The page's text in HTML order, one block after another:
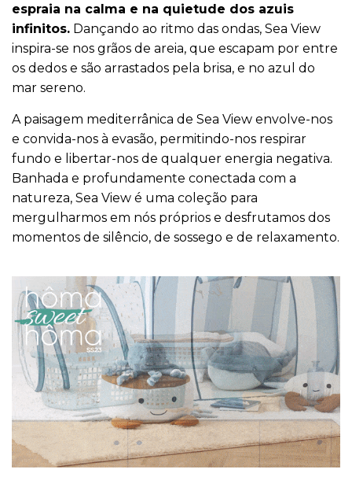
espraia na calma e na quietude dos azuis
infinitos. Dançando ao ritmo das ondas, Sea View
inspira-se nos grãos de areia, que escapam por entre
os dedos e são arrastados pela brisa, e no azul do
mar sereno.
A paisagem mediterrânica de Sea View envolve-nos
e convida-nos à evasão, permitindo-nos respirar
fundo e libertar-nos de qualquer energia negativa.
Banhada e profundamente conectada com a
natureza, Sea View é uma coleção para
mergulharmos em nós próprios e desfrutamos dos
momentos de silêncio, de sossego e de relaxamento.